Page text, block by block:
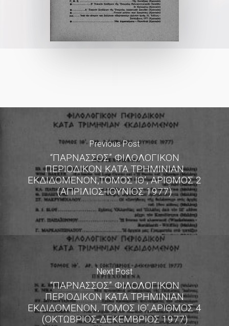
Previous Post
“ΠΑΡΝΑΣΣΟΣ” ΦΙΛΟΛΟΓΙΚΟΝ
ΠΕΡΙΟΔΙΚΟΝ ΚΑΤΑ ΤΡΗΜΙΝΙΑΝ
ΕΚΔΙΔΟΜΕΝΟΝ,ΤΟΜΟΣ ΙΘ’, ΑΡΙΘΜΟΣ 2
(ΑΠΡΙΛΙΟΣ-ΙΟΥΝΙΟΣ 1977)
Next Post
“ΠΑΡΝΑΣΣΟΣ” ΦΙΛΟΛΟΓΙΚΟΝ
ΠΕΡΙΟΔΙΚΟΝ ΚΑΤΑ ΤΡΗΜΙΝΙΑΝ
ΕΚΔΙΔΟΜΕΝΟΝ, ΤΟΜΟΣ ΙΘ’,ΑΡΙΘΜΟΣ 4
(ΟΚΤΩΒΡΙΟΣ-ΔΕΚΕΜΒΡΙΟΣ 1977)